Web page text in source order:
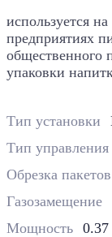
используется
предприятиях
общественного
упаковки
Тип установки
Тип управления
Обрезка пакетов
Газозамещение
Мощность